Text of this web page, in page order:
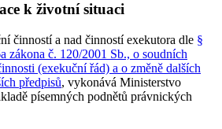
k životní situaci
činností a nad činností exekutora dle §
zákona č. 120/2001 Sb., o soudních
(exekuční řád) a o změně dalších
předpisů, vykonává Ministerstvo
písemných podnětů právnických